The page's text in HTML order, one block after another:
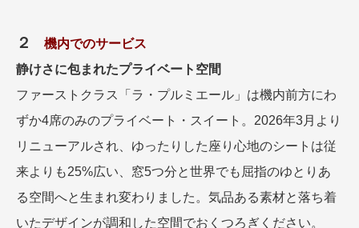
２
機内でのサービス
静けさに包まれたプライベート空間
ファーストクラス「ラ・プルミエール」は機内前方にわ
ずか4席のみのプライベート・スイート。2026年3月より
リニューアルされ、ゆったりした座り心地のシートは従
来よりも25%広い、窓5つ分と世界でも屈指のゆとりあ
る空間へと生まれ変わりました。気品ある素材と落ち着
いたデザインが調和した空間でおくつろぎください。